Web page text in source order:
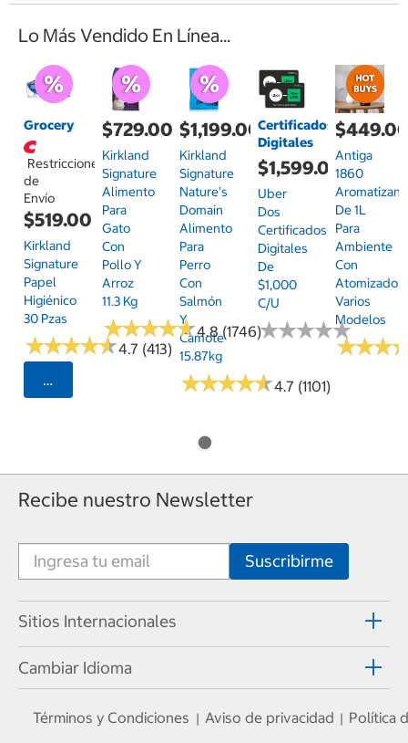
Lo Más Vendido En Línea...
Grocery
Restricciones
de
Envío
$519.00
Kirkland
Signature
Papel
Higiénico
30 Pzas
★★★★★
★★★★★4.7 (413)
Seleccionar Código Postal
$729.00
Kirkland
Signature
Alimento
Para
Gato
Con
Pollo Y
Arroz
11.3 Kg
★★★★★
★★★★★4.8 (1746)
$1,199.00
Kirkland
Signature
Nature's
Domain
Alimento
Para
Perro
Con
Salmón
Y
Camote
15.87kg
★★★★★
★★★★★4.7 (1101)
Certificados
Digitales
$1,599.00
Uber
Dos
Certificados
Digitales
De
$1,000
C/u
★★★★★
★★★★★
Antiga
1860
De 1L
Para
Ambiente
Con
Atomizador,
Varios
Modelos
★★★
★★★
Recibe nuestro Newsletter
Sitios Internacionales
Cambiar Idioma
Términos y Condiciones | Aviso de privacidad | Política